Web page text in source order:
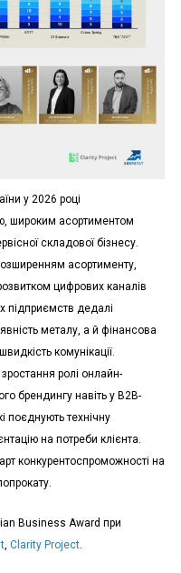
у 2026 році
широким асортиментом
складової бізнесу.
асортименту,
цифрових каналів
підприємств дедалі
металу, а й фінансова
комунікації.
ролі онлайн-
брендингу навіть у B2B-
поєднують технічну
на потреби клієнта.
конкурентоспроможності на
Business Award при
, Clarity Project.